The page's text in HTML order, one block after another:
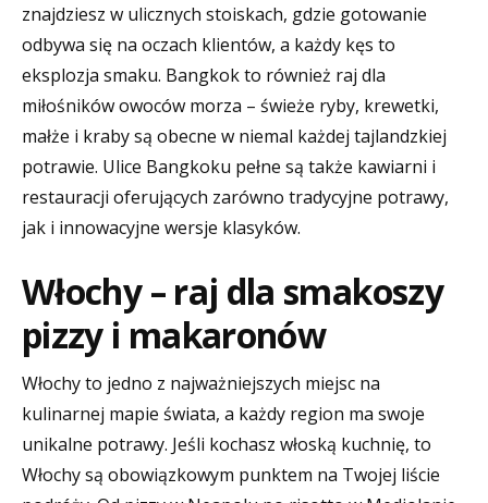
znajdziesz w ulicznych stoiskach, gdzie gotowanie
odbywa się na oczach klientów, a każdy kęs to
eksplozja smaku. Bangkok to również raj dla
miłośników owoców morza – świeże ryby, krewetki,
małże i kraby są obecne w niemal każdej tajlandzkiej
potrawie. Ulice Bangkoku pełne są także kawiarni i
restauracji oferujących zarówno tradycyjne potrawy,
jak i innowacyjne wersje klasyków.
Włochy – raj dla smakoszy
pizzy i makaronów
Włochy to jedno z najważniejszych miejsc na
kulinarnej mapie świata, a każdy region ma swoje
unikalne potrawy. Jeśli kochasz włoską kuchnię, to
Włochy są obowiązkowym punktem na Twojej liście